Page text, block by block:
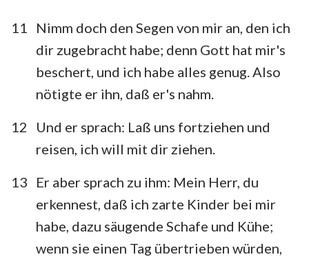
29
30 31 32 33 34
36
37 38 39 40 41
43
44 45 46 47 48
49
11
Nimm doch den Segen von mir an, den ich
dir zugebracht habe; denn Gott hat mir's
beschert, und ich habe alles genug. Also
nötigte er ihn, daß er's nahm.
12
Und er sprach: Laß uns fortziehen und
reisen, ich will mit dir ziehen.
13
Er aber sprach zu ihm: Mein Herr, du
erkennest, daß ich zarte Kinder bei mir
habe, dazu säugende Schafe und Kühe;
wenn sie einen Tag übertrieben würden,